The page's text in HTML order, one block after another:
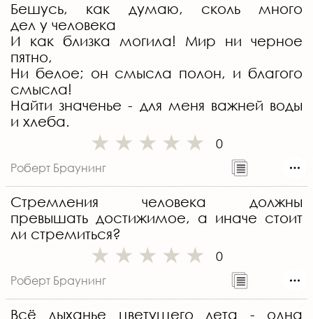
Бешусь, как думаю, сколь много
дел у человека
И как близка могила! Мир ни черное
пятно,
Ни белое; он смысла полон, и благого
смысла!
Найти значенье - для меня важней воды
и хлеба.
0
Роберт Браунинг
Стремления человека должны
превышать достижимое, а иначе стоит
ли стремиться?
0
Роберт Браунинг
Всё дыханье цветущего лета - одна